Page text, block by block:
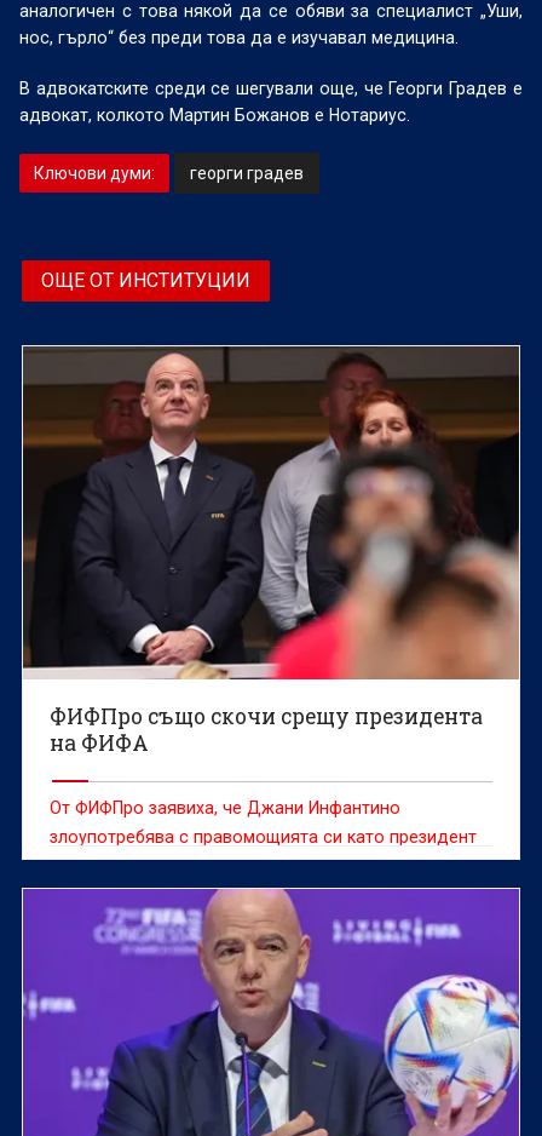
аналогичен с това някой да се обяви за специалист „Уши,
нос, гърло“ без преди това да е изучавал медицина.
В адвокатските среди се шегували още, че Георги Градев е
адвокат, колкото Мартин Божанов е Нотариус.
Ключови думи: георги градев
ОЩЕ ОТ ИНСТИТУЦИИ
ФИФПро също скочи срещу президента
на ФИФА
От ФИФПро заявиха, че Джани Инфантино
злоупотребява с правомощията си като президент
на ФИФА